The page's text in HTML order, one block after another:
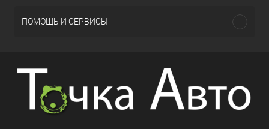
ПОМОЩЬ И СЕРВИСЫ